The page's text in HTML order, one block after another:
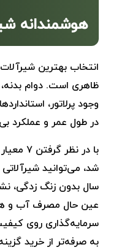
هوشمندانه
انتخاب بهترین
ظاهری است. دوام بدنه،
وجود پرلاتور،
در طول عمر و عملکرد
با در
سال بدون زنگ ‌زدگی،
عین حال مصرف آب و
سرمایه‌گذاری روی
به ‌صرفه‌تر از خرید